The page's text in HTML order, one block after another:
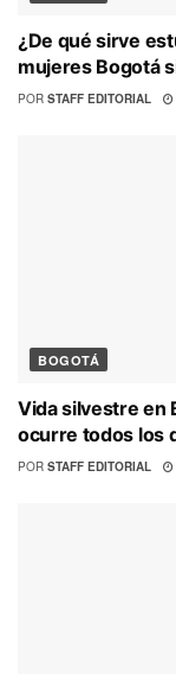
¿De qué sirve
mujeres Bogotá
POR STAFF EDITORIAL
BOGOTÁ
Vida silvestre en
ocurre todos los
POR STAFF EDITORIAL